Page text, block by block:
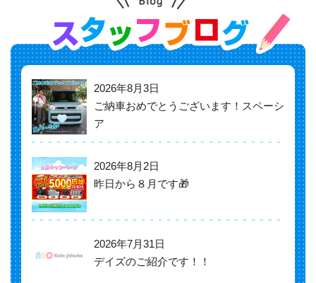
2026年8月3日
ご納車おめでとうございます！スペーシ
ア
2026年8月2日
昨日から８月です🎁
2026年7月31日
デイズのご紹介です！！